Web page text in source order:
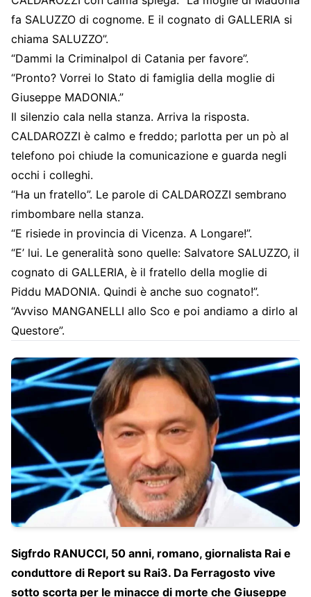
fa SALUZZO di cognome. E il cognato di GALLERIA si
chiama SALUZZO”.
“Dammi la Criminalpol di Catania per favore”.
“Pronto? Vorrei lo Stato di famiglia della moglie di
Giuseppe MADONIA.”
Il silenzio cala nella stanza. Arriva la risposta.
CALDAROZZI è calmo e freddo; parlotta per un pò al
telefono poi chiude la comunicazione e guarda negli
occhi i colleghi.
“Ha un fratello”. Le parole di CALDAROZZI sembrano
rimbombare nella stanza.
“E risiede in provincia di Vicenza. A Longare!”.
“E’ lui. Le generalità sono quelle: Salvatore SALUZZO, il
cognato di GALLERIA, è il fratello della moglie di
Piddu MADONIA. Quindi è anche suo cognato!”.
“Avviso MANGANELLI allo Sco e poi andiamo a dirlo al
Questore”.
Sigfrdo RANUCCI, 50 anni, romano, giornalista Rai e
conduttore di Report su Rai3. Da Ferragosto vive
sotto scorta per le minacce di morte che Giuseppe